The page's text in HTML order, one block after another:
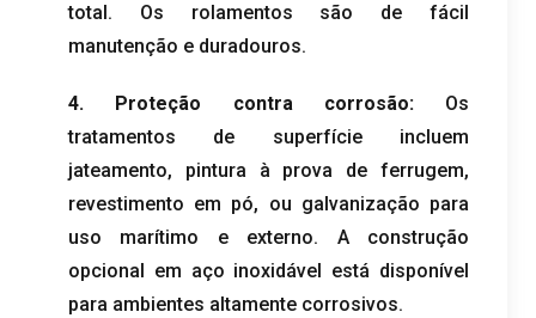
total. Os rolamentos são de fácil
manutenção e duradouros.
4. Proteção contra corrosão: Os
tratamentos de superfície incluem
jateamento, pintura à prova de ferrugem,
revestimento em pó, ou galvanização para
uso marítimo e externo. A construção
opcional em aço inoxidável está disponível
para ambientes altamente corrosivos.